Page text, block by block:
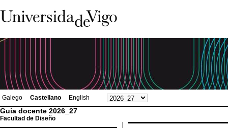
Galego Castellano English
Guia docente 2026_27
Facultad de Diseño